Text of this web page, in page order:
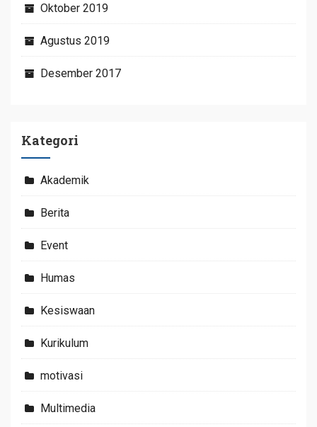
Oktober 2019
Agustus 2019
Desember 2017
Kategori
Akademik
Berita
Event
Humas
Kesiswaan
Kurikulum
motivasi
Multimedia